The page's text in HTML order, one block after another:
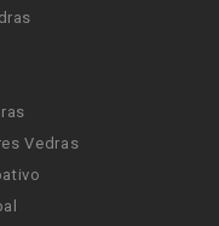
Vedras